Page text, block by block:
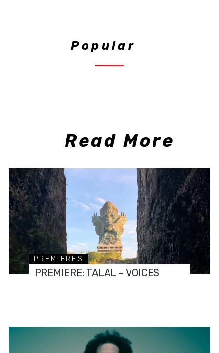
Popular
Read More
PREMIERES
PREMIERE: TALAL – VOICES